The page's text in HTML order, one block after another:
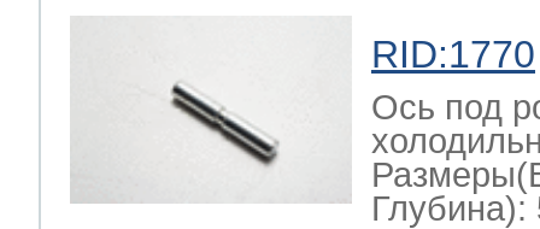
RID:1770
Ось под
Глубина):